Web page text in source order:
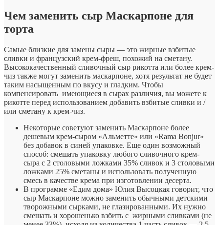
Чем заменить сыр Маскарпоне для
торта
Самые близкие для замены сыры — это жирные взбитые
сливки и французский крем-фреш, похожий на сметану.
Высококачественный сливочный сыр рикотта или более крем-
чиз также могут заменить маскарпоне, хотя результат не будет
таким насыщенным по вкусу и гладким. Чтобы
компенсировать имеющиеся в сырах различия, вы можете к
рикотте перед использованием добавить взбитые сливки и /
или сметану к крем-чиз.
Некоторые советуют заменить Маскарпоне более
дешевым крем-сыром «Альметте» или «Rama Bonjur»
без добавок в синей упаковке. Еще один возможный
способ: смешать упаковку любого сливочного крем-
сыра с 2 столовыми ложками 35% сливок и 3 столовыми
ложками 25% сметаны и использовать полученную
смесь в качестве крема при изготовлении десерта.
В программе «Едим дома» Юлия Высоцкая говорит, что
сыр Маскарпоне можно заменить обычными детскими
творожными сырками, не глазированными. Их нужно
смешать и хорошенько взбить с жирными сливками (не